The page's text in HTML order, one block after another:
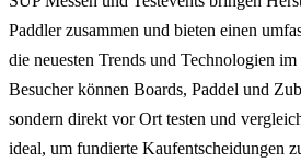
Paddler zusammen und bieten einen
die neuesten Trends und Technologien
Besucher können Boards, Paddel und
sondern direkt vor Ort testen und
ideal, um fundierte Kaufentscheidungen